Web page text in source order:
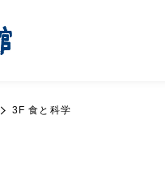
3F 食と科学